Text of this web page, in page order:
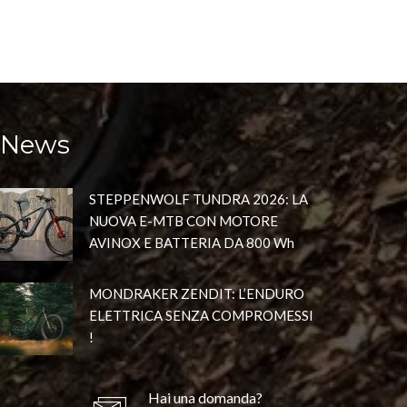
News
STEPPENWOLF TUNDRA 2026: LA
NUOVA E-MTB CON MOTORE
AVINOX E BATTERIA DA 800 Wh
MONDRAKER ZENDIT: L’ENDURO
ELETTRICA SENZA COMPROMESSI
!
Hai una domanda?